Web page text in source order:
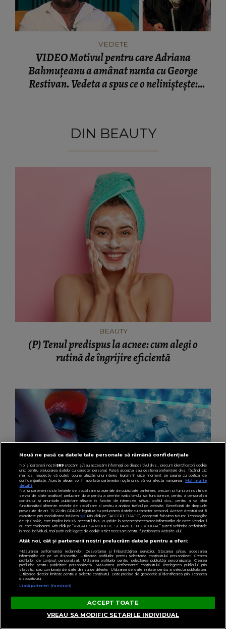
VEDETE
VIDEO Motivul pentru care Adriana
Bahmuțeanu a amânat nunta cu George
Restivan. Vedeta a spus ce o neliniștește:
DIN BEAUTY
BEAUTY
(P) Tenul predispus la acnee: cum alegi o
rutină de îngrijire eficientă
BEAUTY
Cum să scapi rapid de ochii umflați și roșii
după plâns. 10 metode eficiente
Nouă ne pasă ca datele tale personale să rămână confidențiale
Noi și partenerii noștri589stocăm și/sau accesăm informații pe dispozitivul dvs., precum identificatorii cookie
unici pentru prelucrarea datelor cu caracter personal. Puteți accepta sau gestiona preferințele dvs. făcând clic
mai jos, respectiv vă puteți opune utilizării unui interes legitim în orice moment pe pagina cu politica de
confidențialitate. Aceste alegeri vor fi raportate partenerilor noștri și nu vă vor afecta navigarea.
Mai multe
detalii
Noi si partenerii nostri (retelele de socializare si agentiile de publicitate partenere, precum si furnizorii nostri de
servicii de date analitice) prelucram date pentru a permite website-ului sa functioneze, pentru a personaliza
continutul si anunturile publicitare afisate in functie de interesele si/sau profilul dvs., pentru a va oferi
functionalitati aferente retelelor de socializare si pentru a analiza traficul pe website. Beneficiati de drepturile
prevazute de art. 15-22 din GDPR in legatura cu prelucrarea datelor cu caracter personal. Aceste drepturi pot fi
exercitate prin modalitatea indicataaici. Prin click pe “ACCEPT TOATE”, acceptati folosirea tuturor Tehnologiilor
de tip Cookie, care implica inclusiv acceptul dvs. cu privire la stocarea/accesarea informatiilor de catre Vendor-ii
cu care colaboram. Prin click pe “VREAU SA MODIFIC SETARILE INDIVIDUAL” puteti schimba preferintele
in mod individual, mai putin cele legate de cookie strict necesare pentru functionarea website-ului.
Atât noi, cât și partenerii noștri prelucrăm datele pentru a oferi:
Măsurarea performanței reclamelor. Dezvoltarea și îmbunătățirea serviciilor. Stocarea și/sau accesarea
informațiilor de pe un dispozitiv. Utilizarea profilurilor pentru selectarea conținutului personalizat. Crearea
profilurilor de conținut personalizat. Utilizarea profilurilor pentru selectarea publicității personalizate. Crearea
profilurilor pentru publicitate personalizată. Măsurarea performanței conținutului. Înțelegerea publicului prin
statistici sau combinații de date din surse diferite. Utilizarea de date limitate pentru a selecta publicitatea.
Utilizarea datelor limitate pentru a selecta conținutul. Date precise de geolocație și identificarea prin scanarea
dispozitivului.
Listă parteneri (furnizori)
ACCEPT TOATE
VREAU SA MODIFIC SETARILE INDIVIDUAL